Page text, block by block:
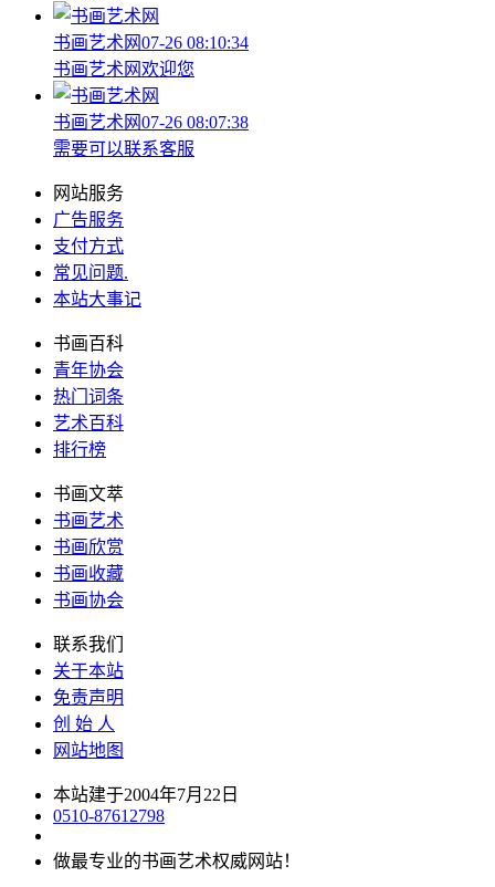
书画艺术网07-26 08:10:34
书画艺术网欢迎您
书画艺术网07-26 08:07:38
需要可以联系客服
网站服务
广告服务
支付方式
常见问题.
本站大事记
书画百科
青年协会
热门词条
艺术百科
排行榜
书画文萃
书画艺术
书画欣赏
书画收藏
书画协会
联系我们
关于本站
免责声明
创 始 人
网站地图
本站建于2004年7月22日
0510-87612798
做最专业的书画艺术权威网站！